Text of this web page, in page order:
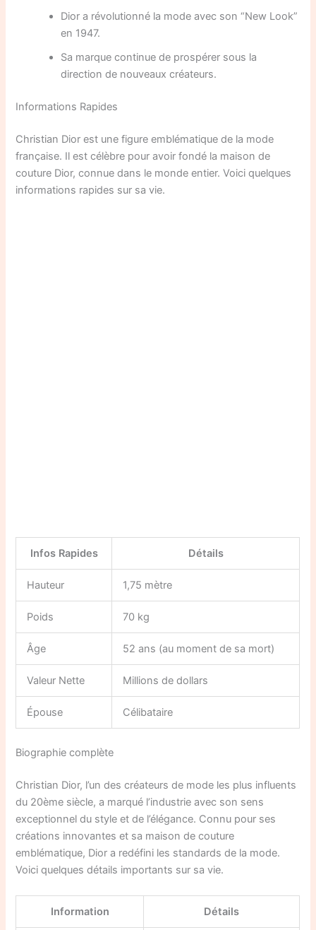
Dior a révolutionné la mode avec son “New Look”
en 1947.
Sa marque continue de prospérer sous la
direction de nouveaux créateurs.
Informations Rapides
Christian Dior est une figure emblématique de la mode
française. Il est célèbre pour avoir fondé la maison de
couture Dior, connue dans le monde entier. Voici quelques
informations rapides sur sa vie.
Infos Rapides Détails
Hauteur 1,75 mètre
Poids 70 kg
Âge 52 ans (au moment de sa mort)
Valeur Nette Millions de dollars
Épouse Célibataire
Biographie complète
Christian Dior, l’un des créateurs de mode les plus influents
du 20ème siècle, a marqué l’industrie avec son sens
exceptionnel du style et de l’élégance. Connu pour ses
créations innovantes et sa maison de couture
emblématique, Dior a redéfini les standards de la mode.
Voici quelques détails importants sur sa vie.
Information Détails